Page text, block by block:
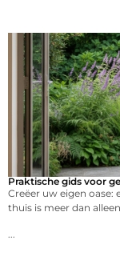
Praktische gids voor
Creëer uw eigen oase:
thuis is meer dan